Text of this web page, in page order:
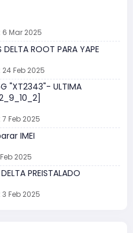
el tema
!enUnlockTool.
español del texto
BOOT RAMDISK DE CHIPS
de...
6 Mar 2025
ROOT PARA YAPE
24 Feb 2025
"XT2343"- ULTIMA
7 Feb 2025
IMEI
2025
PREISTALADO
3 Feb 2025